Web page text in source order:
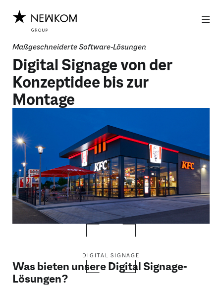
Maßgeschneiderte Software-Lösungen
Digital Signage von der
Konzeptidee bis zur
Montage
DIGITAL SIGNAGE
Was bieten unsere Digital Signage-
Lösungen?